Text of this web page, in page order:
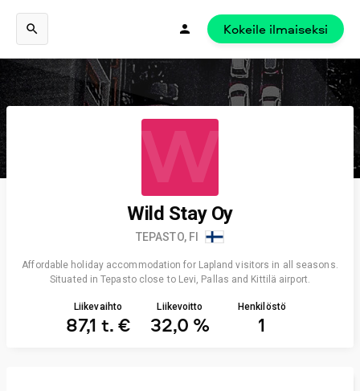
Kokeile ilmaiseksi
W
Wild Stay Oy
TEPASTO, FI
Affordable holiday accommodation for Lapland visitors in all seasons.
Situated in Tepasto close to Levi, Pallas and Kittilä airport.
Liikevaihto
87,1 t. €
Liikevoitto
32,0 %
Henkilöstö
1